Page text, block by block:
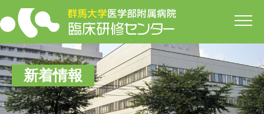
新着情報